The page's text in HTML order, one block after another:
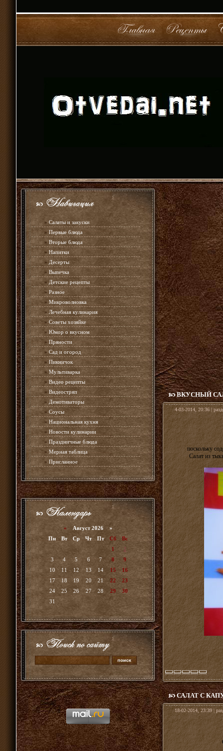
» Салаты и закуски
» Первые блюда
» Вторые блюда
» Напитки
»Десерты
» Выпечка
» Детские рецепты
» Разное
» Микроволновка
» Лечебная кулинария
» Советы хозяйке
» Юмор о вкусном
» Пряности
» Сад и огород
» Пикничок
» Мультиварка
» Видео рецепты
» Видеостряп
» Демотиваторы
» Соусы
» Национальная кухня
» Новости кулинарии
» Праздничные блюда
» Мерная таблица
» Присланное
« Август 2026 »
Пн
Вт Ср Чт Пт Сб
Вс
1
2
3
4 5 6 7 8
9
10
11 12 13 14 15
16
17
18 19 20 21 22
23
24
25 26 27 28 29
30
31
ВКУСНЫЙ
4-03-2014, 20:36 |
поскольку
Салат из
САЛАТ С
18-02-2014, 23:39 |